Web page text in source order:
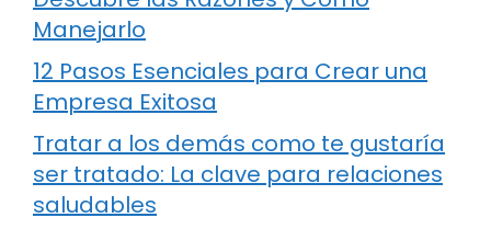
Manejarlo
12 Pasos Esenciales para Crear una
Empresa Exitosa
Tratar a los demás como te gustaría
ser tratado: La clave para relaciones
saludables